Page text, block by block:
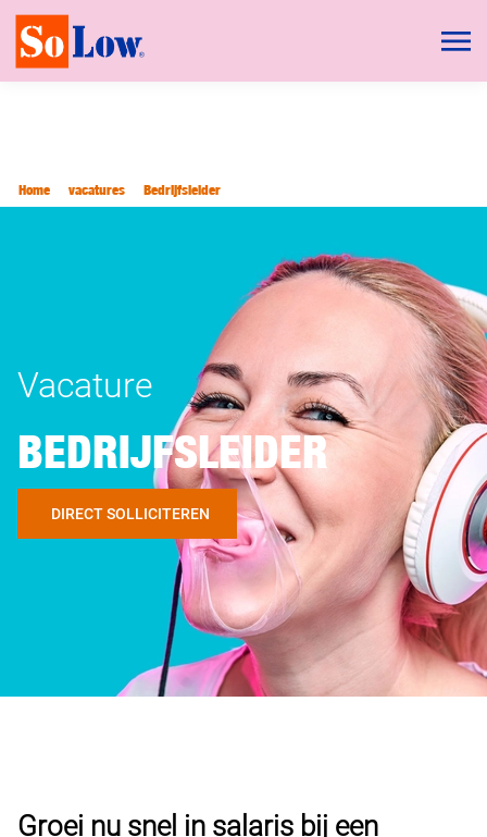
Home vacatures Bedrijfsleider
Vacature
BEDRIJFSLEIDER
DIRECT SOLLICITEREN
Groei nu snel in salaris bij een